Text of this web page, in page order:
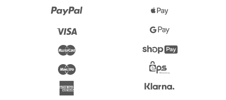
Maestro
Pay
Google
PayShopify
Überweisung